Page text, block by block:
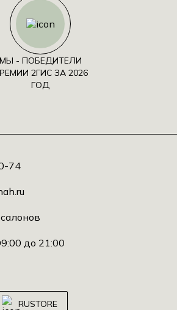
МЫ - ПОБЕДИТЕЛИ
2ГИС ЗА 2026
ГОД
74
до 21:00
RUSTORE